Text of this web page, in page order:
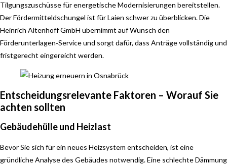
Tilgungszuschüsse für energetische Modernisierungen bereitstellen.
Der Fördermitteldschungel ist für Laien schwer zu überblicken. Die
Heinrich Altenhoff GmbH übernimmt auf Wunsch den
Förderunterlagen‑Service und sorgt dafür, dass Anträge vollständig und
fristgerecht eingereicht werden.
Entscheidungsrelevante Faktoren – Worauf Sie
achten sollten
Gebäudehülle und Heizlast
Bevor Sie sich für ein neues Heizsystem entscheiden, ist eine
gründliche Analyse des Gebäudes notwendig. Eine schlechte Dämmung